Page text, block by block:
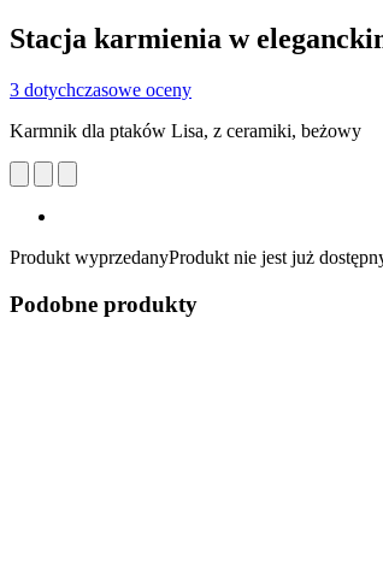
Stacja karmienia w
3 dotychczasowe oceny
Karmnik dla ptaków Lisa, z ceramiki, beżowy
Produkt wyprzedanyProdukt nie jest już
Podobne produkty